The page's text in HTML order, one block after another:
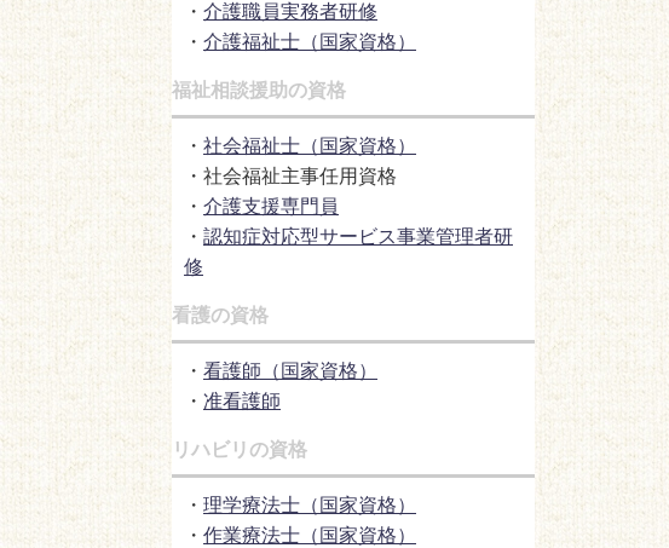
・ 介護職員実務者研修
・ 介護福祉士（国家資格）
福祉相談援助の資格
・ 社会福祉士（国家資格）
・社会福祉主事任用資格
・ 介護支援専門員
・ 認知症対応型サービス事業管理者研
修
看護の資格
・ 看護師（国家資格）
・ 准看護師
リハビリの資格
・ 理学療法士（国家資格）
・ 作業療法士（国家資格）